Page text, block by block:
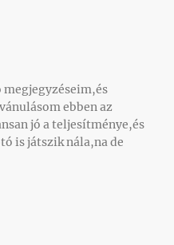
megjegyzéseim,és
ebben az
jó a teljesítménye,és
is játszik nála,na de